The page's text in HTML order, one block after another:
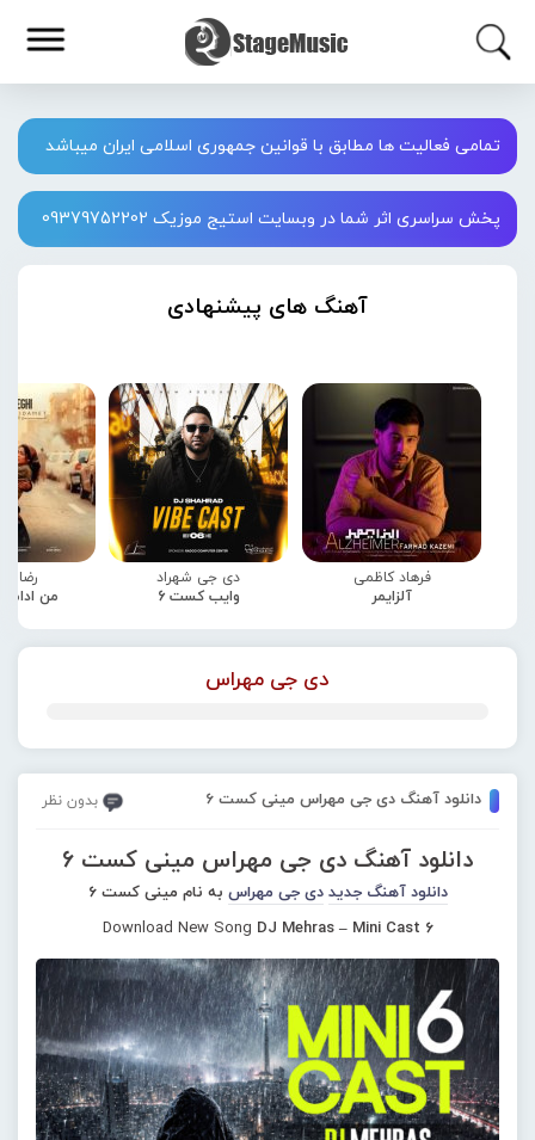
تمامی فعالیت ها مطابق با قوانین جمهوری اسلامی ایران میباشد
پخش سراسری اثر شما در وبسایت استیج موزیک 09379752202
آهنگ های پیشنهادی
فرهاد کاظمی
آلزایمر
دی جی شهراد
وایب کست 6
رضا
من
دی جی مهراس
دانلود آهنگ دی جی مهراس مینی کست 6 بدون نظر
دانلود آهنگ دی جی مهراس مینی کست 6
دانلود آهنگ جدید دی جی مهراس به نام مینی کست 6
Download New Song DJ Mehras – Mini Cast 6